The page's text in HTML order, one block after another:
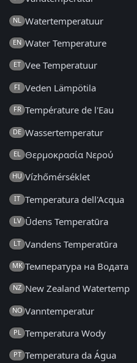
NL Watertemperatuur
EN Water Temperature
ET Vee Temperatuur
FI Veden Lämpötila
FR Température de l'Eau
DE Wassertemperatur
EL Θερμοκρασία Νερού
HU Vízhőmérséklet
IT Temperatura dell'Acqua
LV Ūdens Temperatūra
LT Vandens Temperatūra
MK Температура на Водата
NZ New Zealand Watertemp
NO Vanntemperatur
PL Temperatura Wody
PT Temperatura da Água